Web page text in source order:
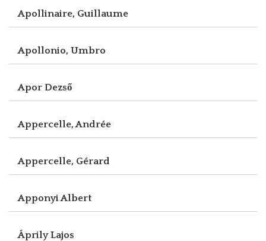
Apollinaire, Guillaume
Apollonio, Umbro
Apor Dezső
Appercelle, Andrée
Appercelle, Gérard
Apponyi Albert
Áprily Lajos